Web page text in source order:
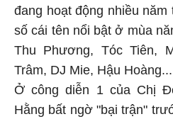
đang hoạt động nhiều
số cái tên nổi bật ở mùa
Thu Phương, Tóc Tiên,
Trâm, DJ Mie, Hậu Hoàng...
Ở công diễn 1 của Chị
Hằng bất ngờ "bại trận"